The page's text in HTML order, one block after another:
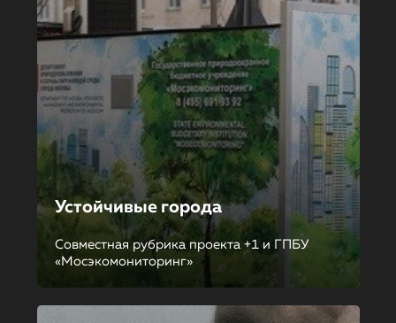
Устойчивые города
Совместная рубрика проекта +1 и ГПБУ
«Мосэкомониторинг»